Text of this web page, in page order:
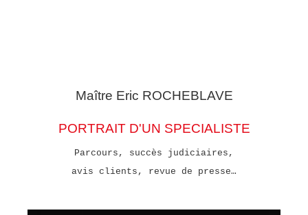
Maître Eric ROCHEBLAVE
PORTRAIT D'UN SPECIALISTE
Parcours, succès judiciaires,
avis clients, revue de presse…